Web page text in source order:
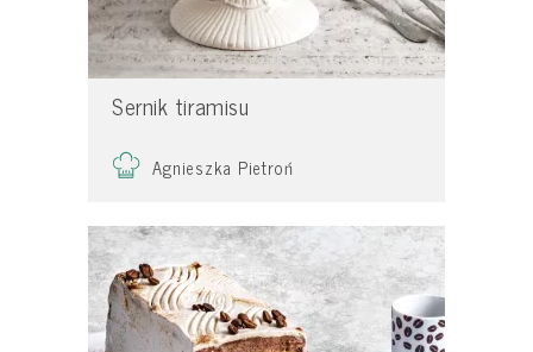
Sernik tiramisu
Agnieszka Pietroń